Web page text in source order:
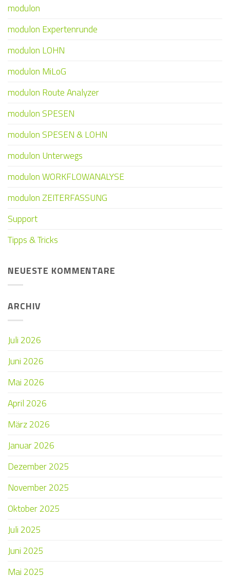
modulon
modulon Expertenrunde
modulon LOHN
modulon MiLoG
modulon Route Analyzer
modulon SPESEN
modulon SPESEN & LOHN
modulon Unterwegs
modulon WORKFLOWANALYSE
modulon ZEITERFASSUNG
Support
Tipps & Tricks
NEUESTE KOMMENTARE
ARCHIV
Juli 2026
Juni 2026
Mai 2026
April 2026
März 2026
Januar 2026
Dezember 2025
November 2025
Oktober 2025
Juli 2025
Juni 2025
Mai 2025